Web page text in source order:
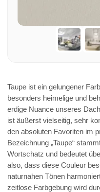
Taupe ist ein gelungener
besonders heimelige und
erdige Nuance unseres
ist äußerst vielseitig, sehr
den absoluten Favoriten im
Bezeichnung „Taupe“
Wortschatz und bedeutet
also, dass diese Couleur
naturnahen Tönen
zeitlose Farbgebung wird